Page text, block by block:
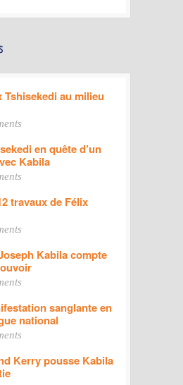
Tshisekedi au milieu
en quête d’un
Kabila
travaux de Félix
Kabila compte
sanglante en
national
Kerry pousse Kabila